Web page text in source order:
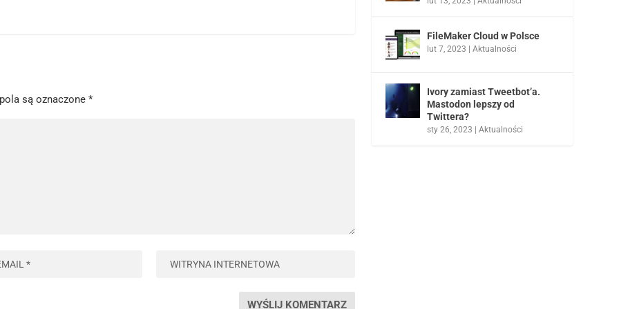
są oznaczone*
FileMaker Cloud w Polsce
lut 7, 2023 |Aktualności
Ivory zamiast Tweetbot’a.
Mastodon lepszy od
Twittera?
sty 26, 2023 |Aktualności